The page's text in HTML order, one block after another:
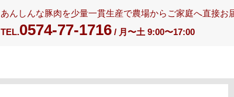
あんしんな豚肉を少量一貫生産で農場からご家庭へ直接お
TEL.0574-77-1716 / 月〜土 9:00〜17:00